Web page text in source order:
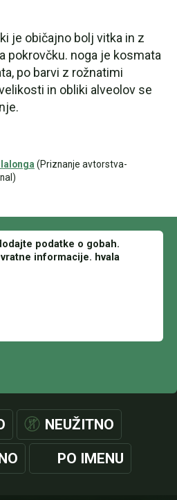
ki je običajno bolj vitka in z
pokrovčku. noga je kosmata
po barvi z rožnatimi
in obliki alveolov se
(Priznanje avtorstva-
NEUŽITNO
PO IMENU